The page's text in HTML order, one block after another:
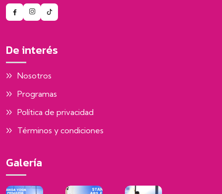
De interés
Nosotros
Programas
Política de privacidad
Términos y condiciones
Galería